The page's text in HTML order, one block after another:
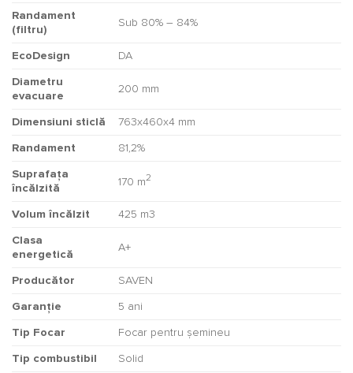
Randament
(filtru)
Sub 80% – 84%
EcoDesign DA
Diametru
evacuare
200 mm
Dimensiuni sticlă 763x460x4 mm
Randament 81,2%
Suprafața
încălzită
170 m2
Volum încălzit 425 m3
Clasa
energetică
A+
Producător SAVEN
Garanție 5 ani
Tip Focar Focar pentru șemineu
Tip combustibil Solid